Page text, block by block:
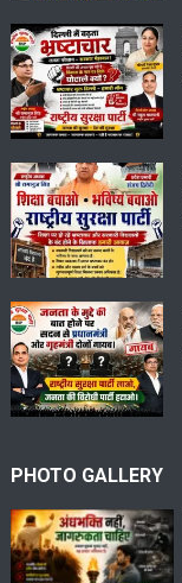
PHOTO GALLERY